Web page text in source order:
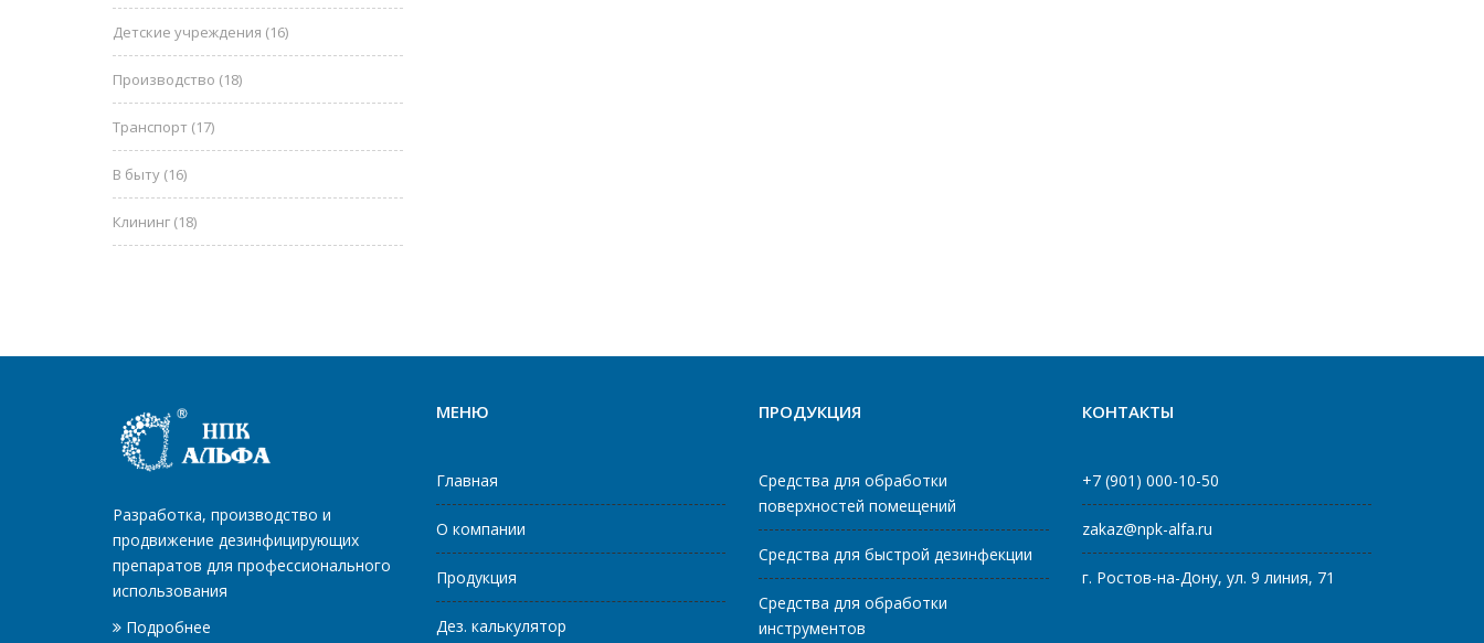
Детские учреждения (16)
Производство (18)
Транспорт (17)
В быту (16)
Клининг (18)
Разработка, производство и
продвижение дезинфицирующих
препаратов для профессионального
использования
Подробнее
МЕНЮ
Главная
О компании
Продукция
Дез. калькулятор
ПРОДУКЦИЯ
Средства для обработки
поверхностей помещений
Средства для быстрой дезинфекции
Средства для обработки
инструментов
КОНТАКТЫ
+7 (901) 000-10-50
zakaz@npk-alfa.ru
г. Ростов-на-Дону, ул. 9 линия, 71